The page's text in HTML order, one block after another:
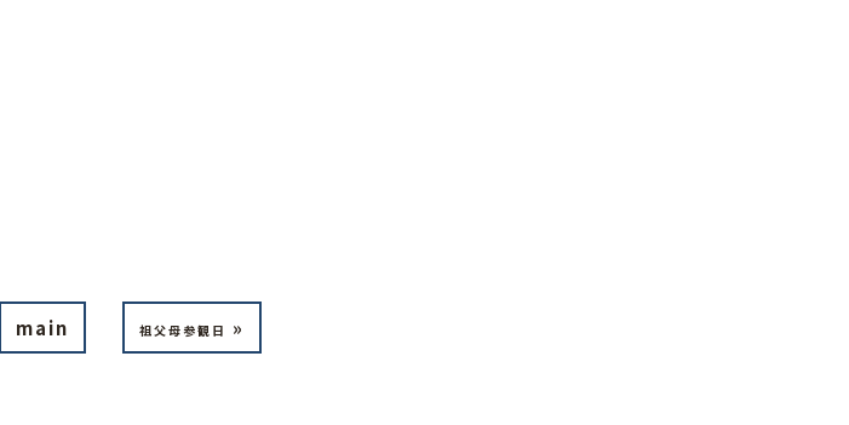
main 祖父母参観日 »